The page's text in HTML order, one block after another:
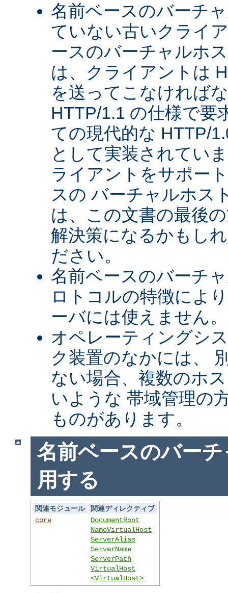
名前ベースのバーチ
ていない古いクライ
ースのバーチャルホ
は、クライアントは
を送ってこなければ
HTTP/1.1 の仕様で要
ての現代的な HTTP/
として実装されてい
ライアントをサポー
スの バーチャルホス
は、この文書の最後
解決策になるかもし
ださい。
名前ベースのバーチ
ロトコルの特徴によ
ーバには使えません。
オペレーティングシ
ク装置のなかには、
ない場合、複数のホ
いような 帯域管理の
ものがあります。
名前ベースのバー
用する
関連モジュール
関連ディレクティブ
core
DocumentRoot
NameVirtualHost
ServerAlias
ServerName
ServerPath
VirtualHost
<VirtualHost>